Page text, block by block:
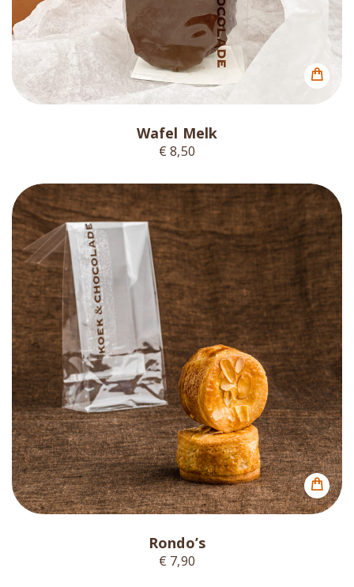
Wafel Melk
€ 8,50
Rondo’s
€ 7,90